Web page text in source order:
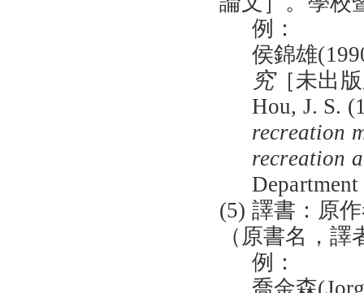
例：
侯錦雄
究［未出
Hou, J. S.
recreation
recreation
(5) 譯書：原
（原書名，
例：
喬金森